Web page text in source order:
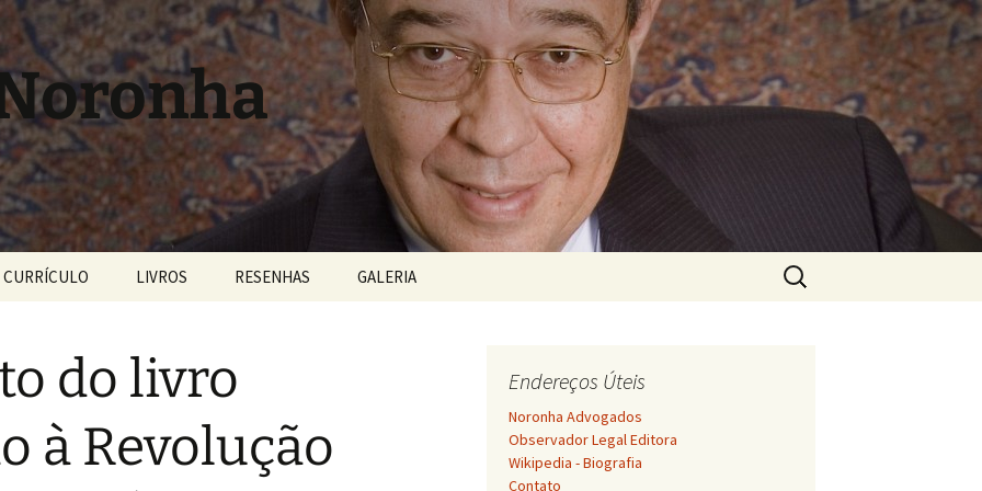
CURRÍCULO LIVROS RESENHAS GALERIA
Pesquisar
por:
do livro
à Revolução
Endereços Úteis
Noronha Advogados
Observador Legal Editora
Wikipedia - Biografia
Contato